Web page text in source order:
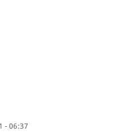
- 06:37